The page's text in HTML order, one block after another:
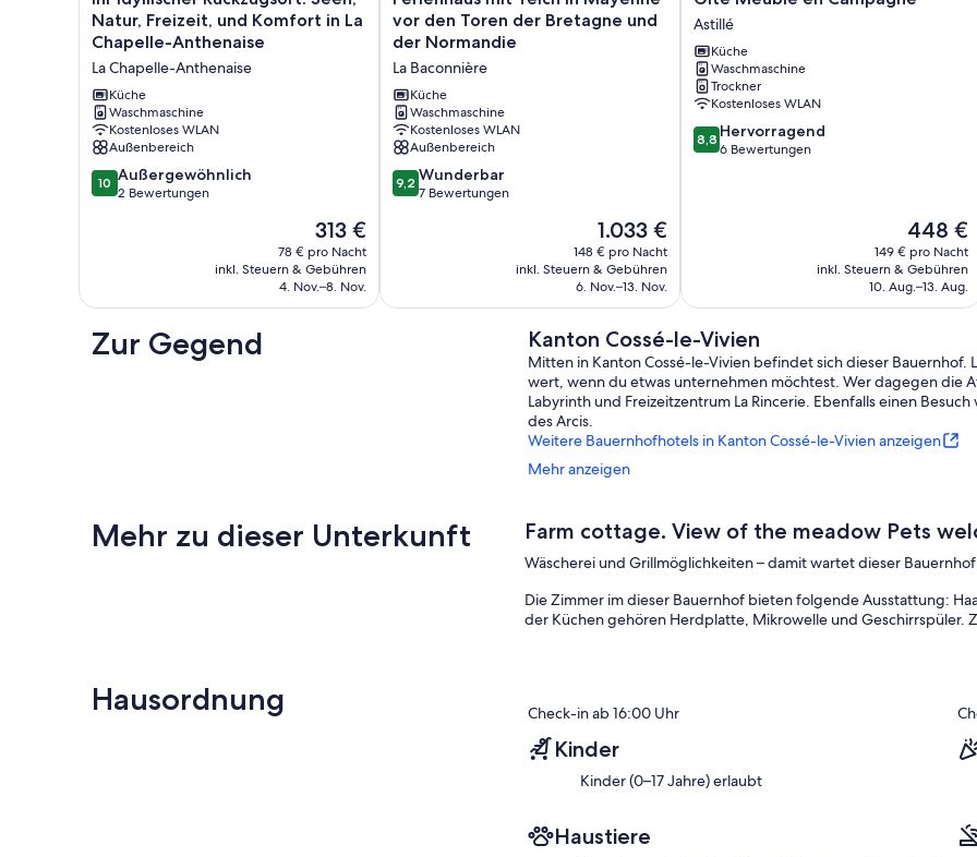
idyllischer
Rückzugsort:
Seen,
Natur,
Freizeit,
und
Komfort
in
La
Chapelle-
Natur, Freizeit, und Komfort in La
Chapelle-Anthenaise
La Chapelle-Anthenaise
Küche
Waschmaschine
Kostenloses WLAN
Außenbereich
10.0
von
10 Außergewöhnlich
2 Bewertungen
Der
Preis
beträgt
313 €
313 €
78 € pro Nacht
inkl. Steuern & Gebühren
4. Nov.–8. Nov.
mit
Teich
Mayenne
vor
den
Toren
der
Bretagne
und
vor den Toren der Bretagne und
der Normandie
La Baconnière
Küche
Waschmaschine
Kostenloses WLAN
Außenbereich
9.2
von
9,2 Wunderbar
7 Bewertungen
Der
Preis
beträgt
1.033 €
1.033 €
148 € pro Nacht
inkl. Steuern & Gebühren
6. Nov.–13. Nov.
Meublé
en
Campagne
Astillé
Astillé
Küche
Waschmaschine
Trockner
Kostenloses WLAN
8.8
von
8,8 Hervorragend
6 Bewertungen
Der
Preis
beträgt
448 €
448 €
149 € pro Nacht
inkl. Steuern & Gebühren
10. Aug.–13. Aug.
Zur Gegend Kanton Cossé-le-Vivien
Mitten in Kanton Cossé-le-Vivien befindet sich dieser Bauernhof.
wert, wenn du etwas unternehmen möchtest. Wer dagegen die
Labyrinth und Freizeitzentrum La Rincerie. Ebenfalls einen
des Arcis.
Weitere Bauernhofhotels in Kanton Cossé-le-Vivien anzeigen
Mehr anzeigen
Mehr zu dieser Unterkunft Farm cottage. View of the meadow Pets
Wäscherei und Grillmöglichkeiten – damit wartet dieser
Die Zimmer im dieser Bauernhof bieten folgende Ausstattung:
der Küchen gehören Herdplatte, Mikrowelle und Geschirrspüler.
Hausordnung Check-in ab 16:00 Uhr
Kinder
Kinder (0–17 Jahre) erlaubt
Haustiere